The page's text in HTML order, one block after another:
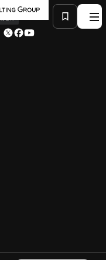
カンパニーへ：プ